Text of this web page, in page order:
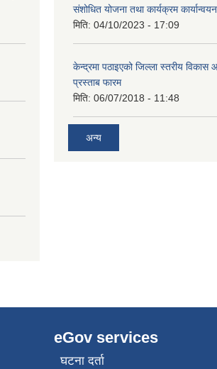
संशोधित योजना तथा कार्यक्रम
मिति: 04/10/2023 - 17:09
केन्द्रमा पठाइएको जिल्ला स्तरीय विकास
प्रस्ताब फारम
मिति: 06/07/2018 - 11:48
अन्य
eGov services
घटना दर्ता